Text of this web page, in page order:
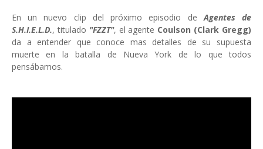
En un nuevo clip del próximo episodio de Agentes de
S.H.I.E.L.D., titulado "FZZT", el agente Coulson (Clark Gregg)
da a entender que conoce mas detalles de su supuesta
muerte en la batalla de Nueva York de lo que todos
pensábamos.